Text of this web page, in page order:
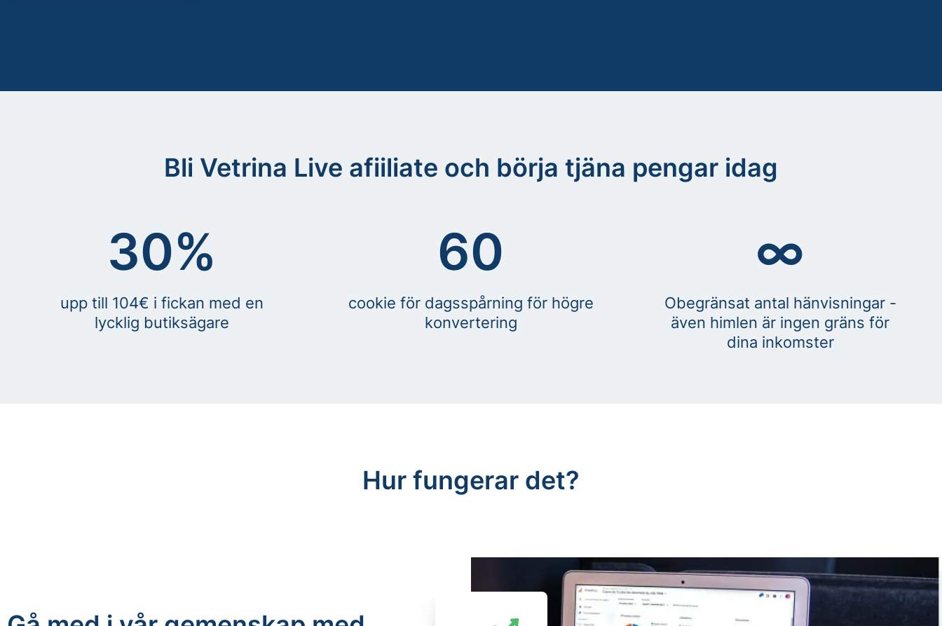
Bli Vetrina Live afiiliate och börja tjäna pengar idag
30%
upp till 104€ i fickan med en
lycklig butiksägare
60
cookie för dagsspårning för högre
konvertering
∞
Obegränsat antal hänvisningar -
även himlen är ingen gräns för
dina inkomster
Hur fungerar det?